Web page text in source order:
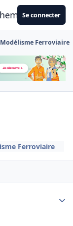
Se connecter
Modélisme Ferroviaire
Ferroviaire